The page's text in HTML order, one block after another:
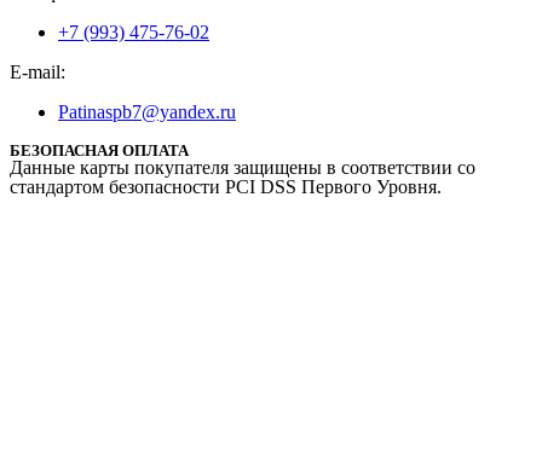
+7 (993) 475-76-02
E-mail:
Patinaspb7@yandex.ru
БЕЗОПАСНАЯ ОПЛАТА
Данные карты покупателя защищены в соответствии со
стандартом безопасности PCI DSS Первого Уровня.